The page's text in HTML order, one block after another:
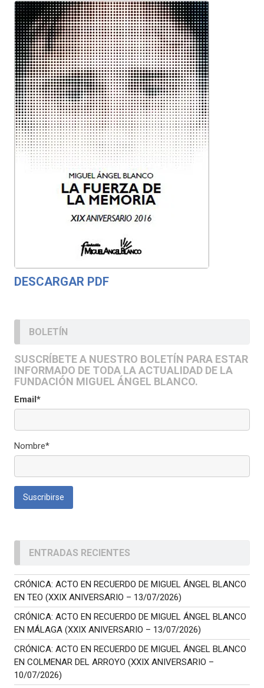
DESCARGAR PDF
BOLETÍN
SUSCRÍBETE A NUESTRO BOLETÍN PARA ESTAR
INFORMADO DE TODA LA ACTUALIDAD DE LA
FUNDACIÓN MIGUEL ÁNGEL BLANCO.
Email*
Nombre*
ENTRADAS RECIENTES
CRÓNICA: ACTO EN RECUERDO DE MIGUEL ÁNGEL BLANCO
EN TEO (XXIX ANIVERSARIO – 13/07/2026)
CRÓNICA: ACTO EN RECUERDO DE MIGUEL ÁNGEL BLANCO
EN MÁLAGA (XXIX ANIVERSARIO – 13/07/2026)
CRÓNICA: ACTO EN RECUERDO DE MIGUEL ÁNGEL BLANCO
EN COLMENAR DEL ARROYO (XXIX ANIVERSARIO –
10/07/2026)